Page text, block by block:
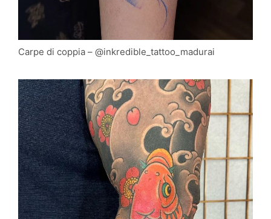
Carpe di coppia – @inkredible_tattoo_madurai